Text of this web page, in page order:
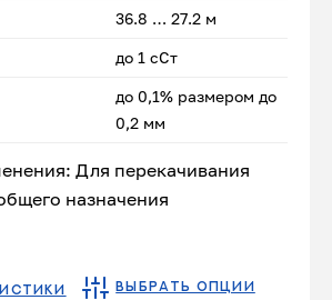
36.8 … 27.2 м
до 1 сСт
до 0,1% размером до
0,2 мм
Для перекачивания
назначения
ВЫБРАТЬ ОПЦИИ